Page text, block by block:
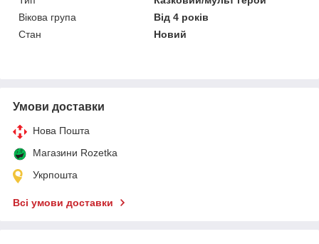
Вікова група
Від 4 років
Стан
Новий
Умови доставки
Нова Пошта
Магазини Rozetka
Укрпошта
Всі умови доставки